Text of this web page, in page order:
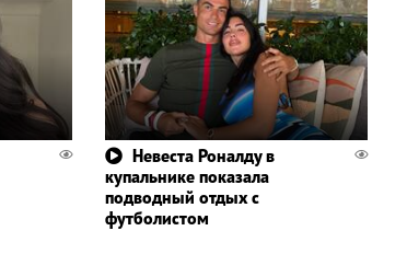
Невеста Роналду в
купальнике показала
подводный отдых с
футболистом